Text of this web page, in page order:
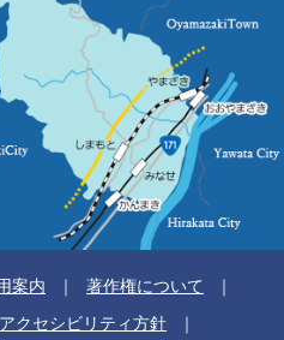
案内
著作権について
アクセシビリティ方針